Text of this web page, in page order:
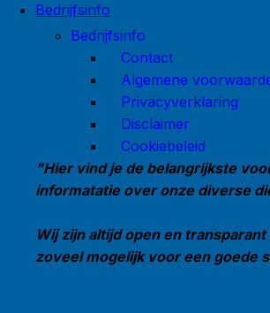
Bedrijfsinfo
Bedrijfsinfo
Contact
Algemene
Privacyverklaring
Disclaimer
Cookiebeleid
"Hier vind je de belangrijkste
informatatie over onze diverse
Wij zijn altijd open en
zoveel mogelijk voor een goede